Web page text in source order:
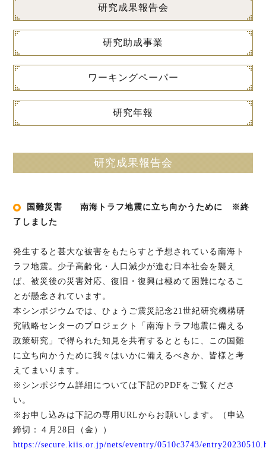
研究成果報告会
研究助成事業
ワーキングペーパー
研究年報
研究成果報告会
国難災害 南海トラフ地震に立ち向かうために ※終
了しました
発生すると甚大な被害をもたらすと予想されている南海ト
ラフ地震。少子高齢化・人口減少が進む日本社会を襲え
ば、被災後の災害対応、復旧・復興は極めて困難になるこ
とが懸念されています。
本シンポジウムでは、ひょうご震災記念21世紀研究機構研
究戦略センターのプロジェクト「南海トラフ地震に備える
政策研究」で得られた知見を共有するとともに、この国難
に立ち向かうために我々はいかに備えるべきか、皆様と考
えてまいります。
※シンポジウム詳細については下記のPDFをご覧くださ
い。
※お申し込みは下記の専用URLからお願いします。（申込
締切：４月28日（金））
https://secure.kiis.or.jp/nets/eventry/0510c3743/